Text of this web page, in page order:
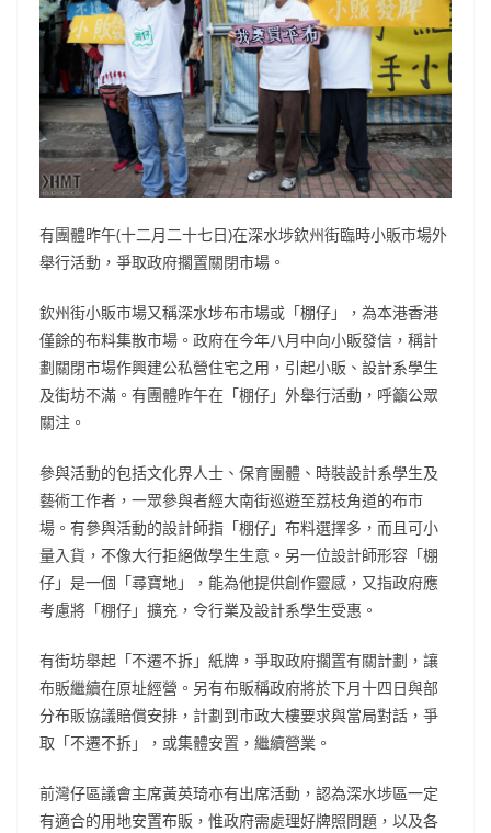
有團體昨午(十二月二十七日)在深水埗欽州街臨時小販市場外
舉行活動，爭取政府擱置關閉市場。
欽州街小販市場又稱深水埗布市場或「棚仔」，為本港香港
僅餘的布料集散市場。政府在今年八月中向小販發信，稱計
劃關閉市場作興建公私營住宅之用，引起小販、設計系學生
及街坊不滿。有團體昨午在「棚仔」外舉行活動，呼籲公眾
關注。
參與活動的包括文化界人士、保育團體、時裝設計系學生及
藝術工作者，一眾參與者經大南街巡遊至荔枝角道的布市
場。有參與活動的設計師指「棚仔」布料選擇多，而且可小
量入貨，不像大行拒絕做學生生意。另一位設計師形容「棚
仔」是一個「尋寶地」，能為他提供創作靈感，又指政府應
考慮將「棚仔」擴充，令行業及設計系學生受惠。
有街坊舉起「不遷不拆」紙牌，爭取政府擱置有關計劃，讓
布販繼續在原址經營。另有布販稱政府將於下月十四日與部
分布販協議賠償安排，計劃到市政大樓要求與當局對話，爭
取「不遷不拆」，或集體安置，繼續營業。
前灣仔區議會主席黃英琦亦有出席活動，認為深水埗區一定
有適合的用地安置布販，惟政府需處理好牌照問題，以及各